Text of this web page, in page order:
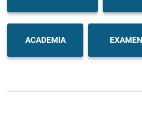
ACADEMIA EXAMEN